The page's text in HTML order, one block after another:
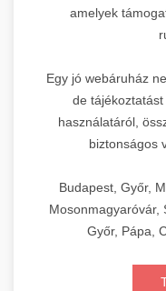
amelyek
Egy jó webáruház
de
használatáról,
biztonságos
Budapest, Győr,
Mosonmagyaróvár,
Győr, Pápa,